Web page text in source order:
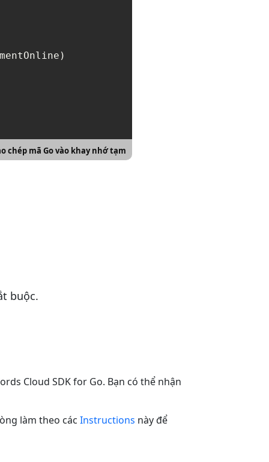
chép mã Go vào khay nhớ tạm
buộc.
Cloud SDK for Go. Bạn có thể nhận
làm theo các Instructions này để